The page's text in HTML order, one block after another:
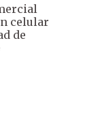
celular
de